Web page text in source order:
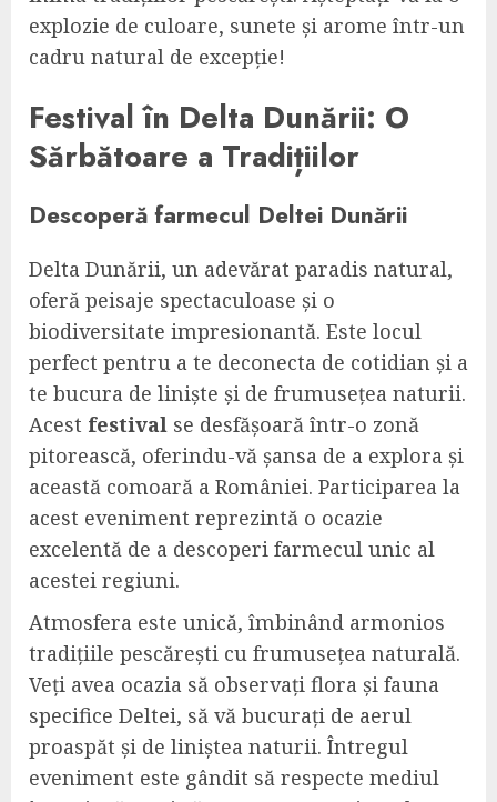
explozie de culoare, sunete și arome într-un
cadru natural de excepție!
Festival în Delta Dunării: O
Sărbătoare a Tradițiilor
Descoperă farmecul Deltei Dunării
Delta Dunării, un adevărat paradis natural,
oferă peisaje spectaculoase și o
biodiversitate impresionantă. Este locul
perfect pentru a te deconecta de cotidian și a
te bucura de liniște și de frumusețea naturii.
Acest festival se desfășoară într-o zonă
pitorească, oferindu-vă șansa de a explora și
această comoară a României. Participarea la
acest eveniment reprezintă o ocazie
excelentă de a descoperi farmecul unic al
acestei regiuni.
Atmosfera este unică, îmbinând armonios
tradițiile pescărești cu frumusețea naturală.
Veți avea ocazia să observați flora și fauna
specifice Deltei, să vă bucurați de aerul
proaspăt și de liniștea naturii. Întregul
eveniment este gândit să respecte mediul